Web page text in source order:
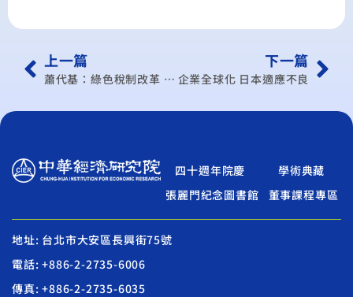
上一篇
蕭代基：綠色稅制改革 勢在必行
下一篇
企業全球化 日本適應不良
四十週年院慶
學術典藏
張麗門紀念圖書館
董事課程專區
地址: 台北市大安區長興街75號
電話: +886-2-2735-6006
傳真: +886-2-2735-6035